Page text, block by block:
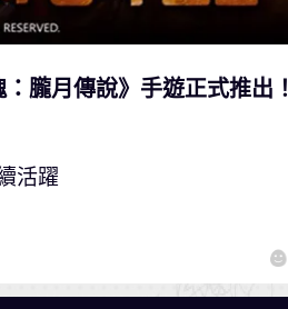
朧月傳說》手遊正式推出！
活躍